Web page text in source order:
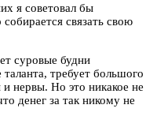
я советовал бы
связать свою
суровые будни
требует большого
и нервы. Но это никакое не
денег за так никому не